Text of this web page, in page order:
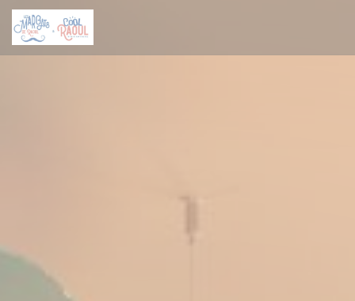
Cookies beheer paneel